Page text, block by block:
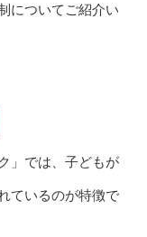
についてご紹介い
」では、子どもが
ているのが特徴で